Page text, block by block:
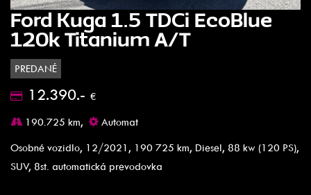
Ford Kuga 1.5 TDCi EcoBlue
120k Titanium A/T
PREDANÉ
12.390.- €
190.725 km,
Automat
Osobné vozidlo, 12/2021, 190 725 km, Diesel, 88 kw (120 PS),
SUV, 8st. automatická prevodovka